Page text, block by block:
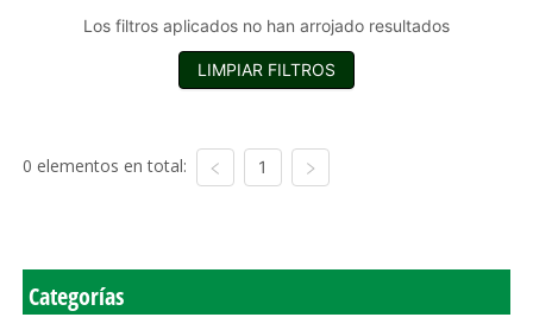
Los filtros aplicados no han arrojado resultados
LIMPIAR FILTROS
0 elementos en total: 1
Categorías